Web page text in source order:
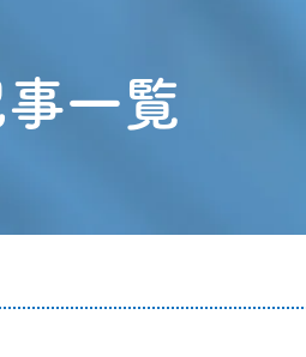
一覧